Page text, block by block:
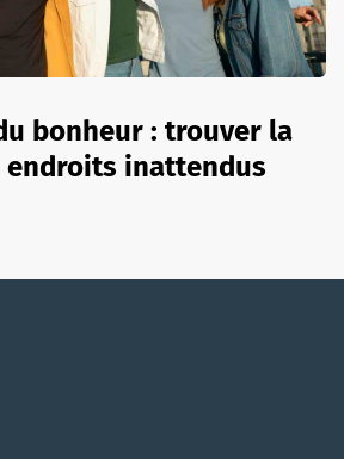
bonheur : trouver la
endroits inattendus